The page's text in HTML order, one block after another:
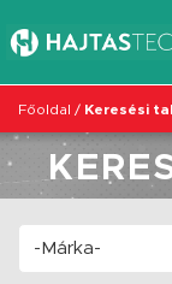
Főoldal / Keresési
-Márka-